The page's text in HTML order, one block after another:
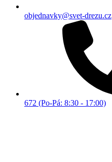
objednavky@svet-drezu.cz
672 (Po-Pá: 8:30 - 17:00)